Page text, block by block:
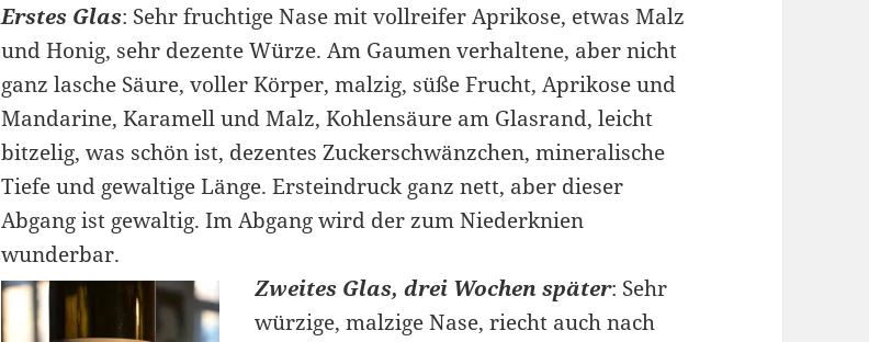
Erstes Glas: Sehr fruchtige Nase mit vollreifer Aprikose, etwas Malz
und Honig, sehr dezente Würze. Am Gaumen verhaltene, aber nicht
ganz lasche Säure, voller Körper, malzig, süße Frucht, Aprikose und
Mandarine, Karamell und Malz, Kohlensäure am Glasrand, leicht
bitzelig, was schön ist, dezentes Zuckerschwänzchen, mineralische
Tiefe und gewaltige Länge. Ersteindruck ganz nett, aber dieser
Abgang ist gewaltig. Im Abgang wird der zum Niederknien
wunderbar.
Zweites Glas, drei Wochen später: Sehr
würzige, malzige Nase, riecht auch nach